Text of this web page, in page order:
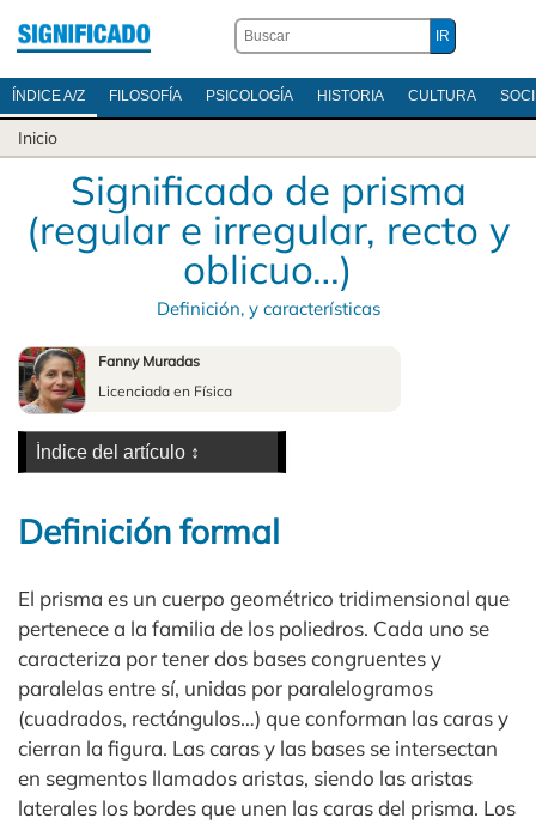
ÍNDICE A/Z FILOSOFÍA PSICOLOGÍA HISTORIA CULTURA
Inicio
Significado de prisma
(regular e irregular, recto y
oblicuo…)
Definición, y características
Fanny Muradas
Licenciada en Física
Definición formal
El prisma es un cuerpo geométrico tridimensional que
pertenece a la familia de los poliedros. Cada uno se
caracteriza por tener dos bases congruentes y
paralelas entre sí, unidas por paralelogramos
(cuadrados, rectángulos…) que conforman las caras y
cierran la figura. Las caras y las bases se intersectan
en segmentos llamados aristas, siendo las aristas
laterales los bordes que unen las caras del prisma. Los